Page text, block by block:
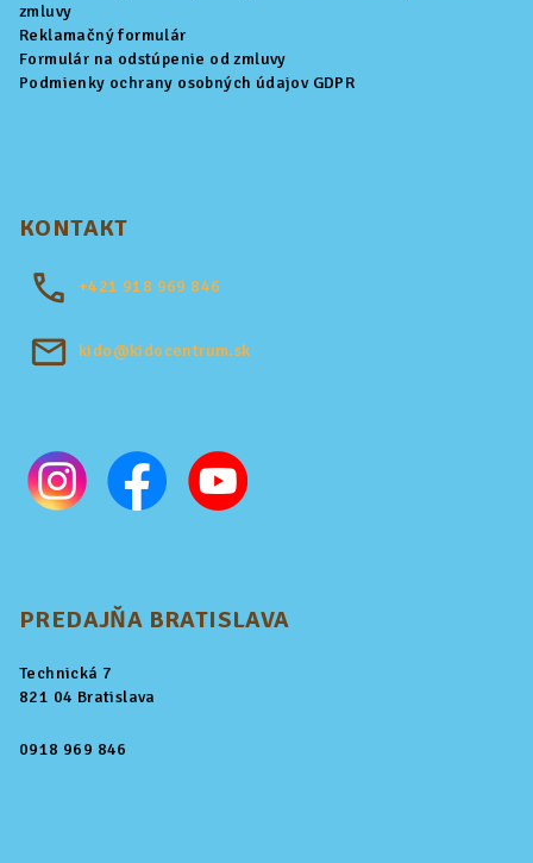
zmluvy
Reklamačný formulár
Formulár na odstúpenie od zmluvy
Podmienky ochrany osobných údajov GDPR
KONTAKT
+421 918 969 846
kido@kidocentrum.sk
PREDAJŇA BRATISLAVA
Technická 7
821 04 Bratislava
0918 969 846